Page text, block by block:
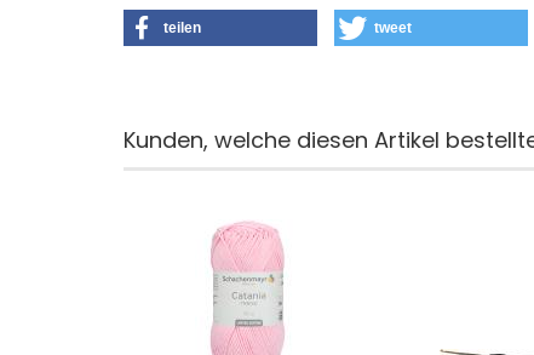
teilen tweet
Kunden, welche diesen Artikel